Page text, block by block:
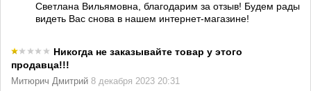
Светлана Вильямовна, благодарим за отзыв! Будем рады
видеть Вас снова в нашем интернет-магазине!
Никогда не заказывайте товар у этого
продавца!!!
Митюрич Дмитрий 8 декабря 2023 20:31